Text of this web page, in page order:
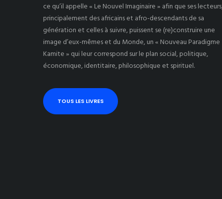
ce qu’il appelle « Le Nouvel Imaginaire » afin que ses
principalement des africains et afro-descendants de sa
génération et celles à suivre, puissent se (re)construire une
image d’eux-mêmes et du Monde, un « Nouveau Paradigme
Kamite » qui leur correspond sur le plan social, politique,
économique, identitaire, philosophique et spirituel.
TOUS LES LIVRES